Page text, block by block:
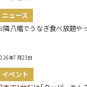
ニュース
隣八幡でうなぎ食べ放題や
年7月23日
イベント